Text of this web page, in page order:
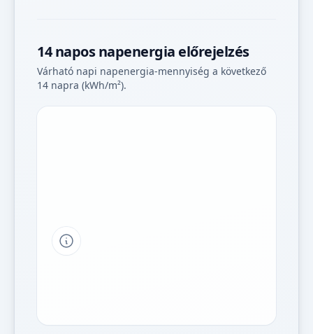
14 napos napenergia előrejelzés
Várható napi napenergia-mennyiség a következő
14 napra (kWh/m²).
Tipp a grafikon jelmagyarázatához